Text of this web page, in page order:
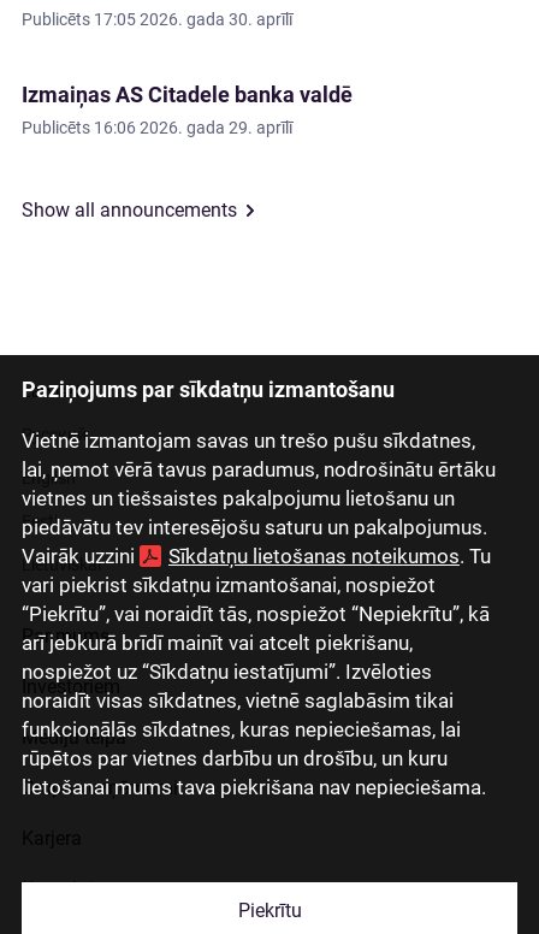
Paziņojums par sīkdatņu izmantošanu
Vietnē izmantojam savas un trešo pušu sīkdatnes,
lai, ņemot vērā tavus paradumus, nodrošinātu ērtāku
vietnes un tiešsaistes pakalpojumu lietošanu un
piedāvātu tev interesējošu saturu un pakalpojumus.
Vairāk uzzini
Sīkdatņu lietošanas noteikumos. Tu
vari piekrist sīkdatņu izmantošanai, nospiežot
“Piekrītu”, vai noraidīt tās, nospiežot “Nepiekrītu”, kā
arī jebkurā brīdī mainīt vai atcelt piekrišanu,
nospiežot uz “Sīkdatņu iestatījumi”. Izvēloties
noraidīt visas sīkdatnes, vietnē saglabāsim tikai
funkcionālās sīkdatnes, kuras nepieciešamas, lai
rūpētos par vietnes darbību un drošību, un kuru
lietošanai mums tava piekrišana nav nepieciešama.
Piekrītu
Publicēts 17:05 2026. gada 30. aprīlī
Izmaiņas AS Citadele banka valdē
Publicēts 16:06 2026. gada 29. aprīlī
Show all announcements
Latviski
Русский
English
Eesti
Lietuviškai
Par mums
Investoriem
Mediju telpa
Grupas uzņēmumi
Kontakti